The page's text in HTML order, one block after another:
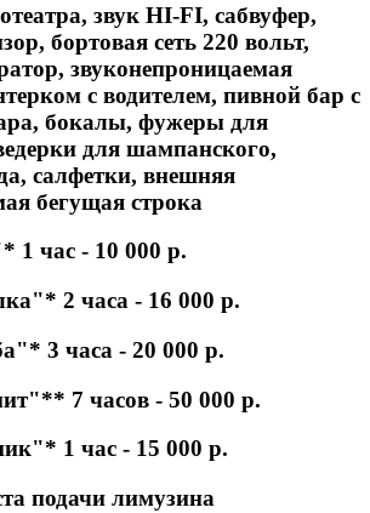
звук HI-FI, сабвуфер,
бортовая сеть 220 вольт,
звуконепроницаемая
с водителем, пивной бар с
бокалы, фужеры для
для шампанского,
салфетки, внешняя
бегущая строка
час - 10 000 р.
2 часа - 16 000 р.
3 часа - 20 000 р.
7 часов - 50 000 р.
1 час - 15 000 р.
подачи лимузина